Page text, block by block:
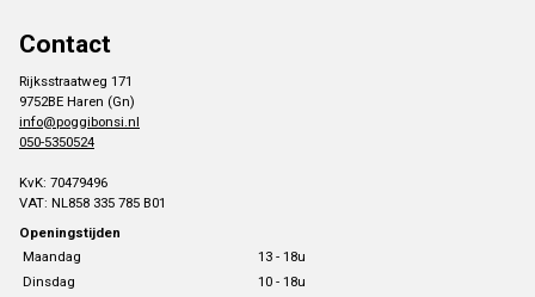
Contact
Rijksstraatweg 171
9752BE Haren (Gn)
info@poggibonsi.nl
050-5350524
KvK: 70479496
VAT: NL858 335 785 B01
Openingstijden
Maandag
13 - 18u
Dinsdag
10 - 18u